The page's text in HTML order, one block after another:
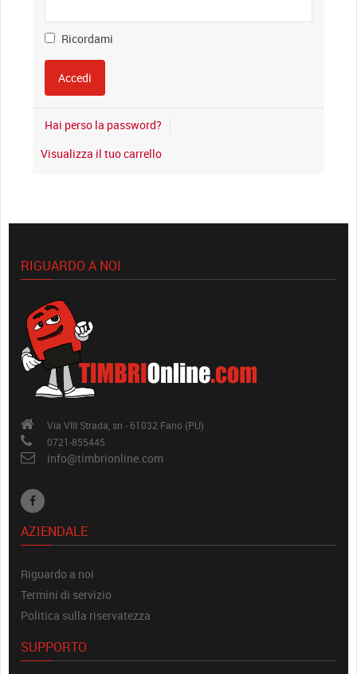
Ricordami
Hai perso la password?
Visualizza il tuo carrello
RIGUARDO A NOI
Via VIII Strada, sn - 61032 Fano (PU)
0721-855445
info@timbrionline.com
AZIENDALE
Riguardo a noi
Termini di servizio
Politica sulla riservatezza
SUPPORTO